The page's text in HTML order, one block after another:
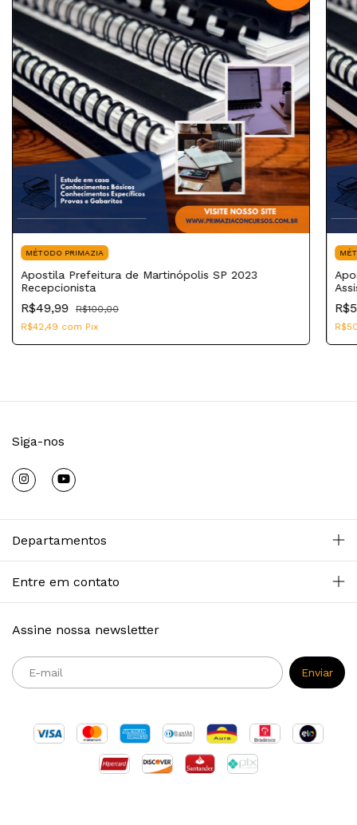
MÉTODO PRIMAZIA
Apostila Prefeitura de Martinópolis SP 2023
Recepcionista
R$49,99
R$100,00
R$42,49 com Pix
Siga-nos
Departamentos
Entre em contato
Assine nossa newsletter